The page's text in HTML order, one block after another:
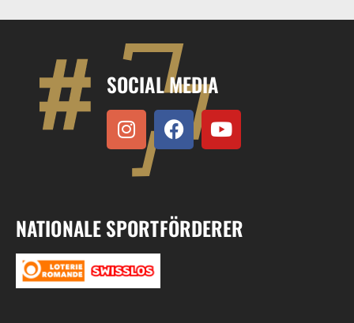
SOCIAL MEDIA
NATIONALE SPORTFÖRDERER